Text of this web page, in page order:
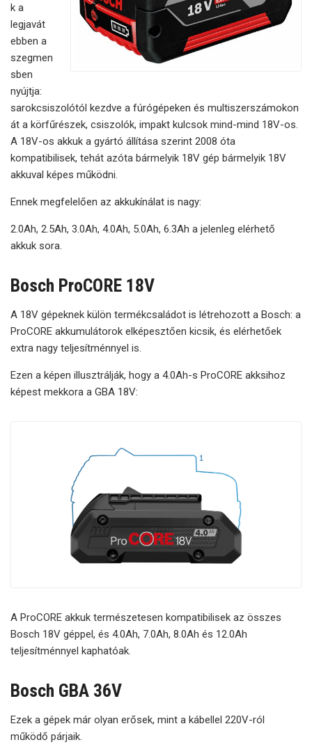
k a
legjavát
ebben a
szegmen
sben
nyújtja:
sarokcsiszolótól kezdve a fúrógépeken és multiszerszámokon
át a körfűrészek, csiszolók, impakt kulcsok mind-mind 18V-os.
A 18V-os akkuk a gyártó állítása szerint 2008 óta
kompatibilisek, tehát azóta bármelyik 18V gép bármelyik 18V
akkuval képes működni.
Ennek megfelelően az akkukínálat is nagy:
2.0Ah, 2.5Ah, 3.0Ah, 4.0Ah, 5.0Ah, 6.3Ah a jelenleg elérhető
akkuk sora.
Bosch ProCORE 18V
A 18V gépeknek külön termékcsaládot is létrehozott a Bosch: a
ProCORE akkumulátorok elképesztően kicsik, és elérhetőek
extra nagy teljesítménnyel is.
Ezen a képen illusztrálják, hogy a 4.0Ah-s ProCORE akksihoz
képest mekkora a GBA 18V:
A ProCORE akkuk természetesen kompatibilisek az összes
Bosch 18V géppel, és 4.0Ah, 7.0Ah, 8.0Ah és 12.0Ah
teljesítménnyel kaphatóak.
Bosch GBA 36V
Ezek a gépek már olyan erősek, mint a kábellel 220V-ról
működő párjaik.